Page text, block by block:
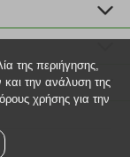
της περιήγησης,
και την ανάλυση της
χρήσης για την